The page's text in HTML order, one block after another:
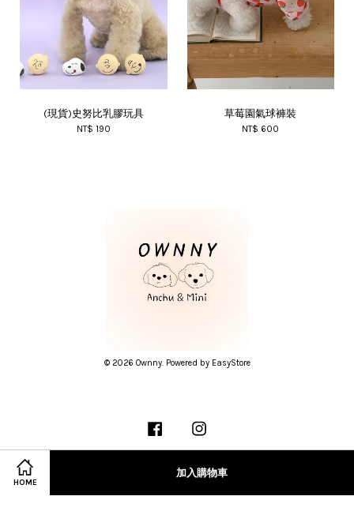
HOME
加入購物車
(現貨)史努比乳膠玩具
NT$ 190
草莓園氣球褲裝
NT$ 600
© 2026 Ownny. Powered by EasyStore
Facebook